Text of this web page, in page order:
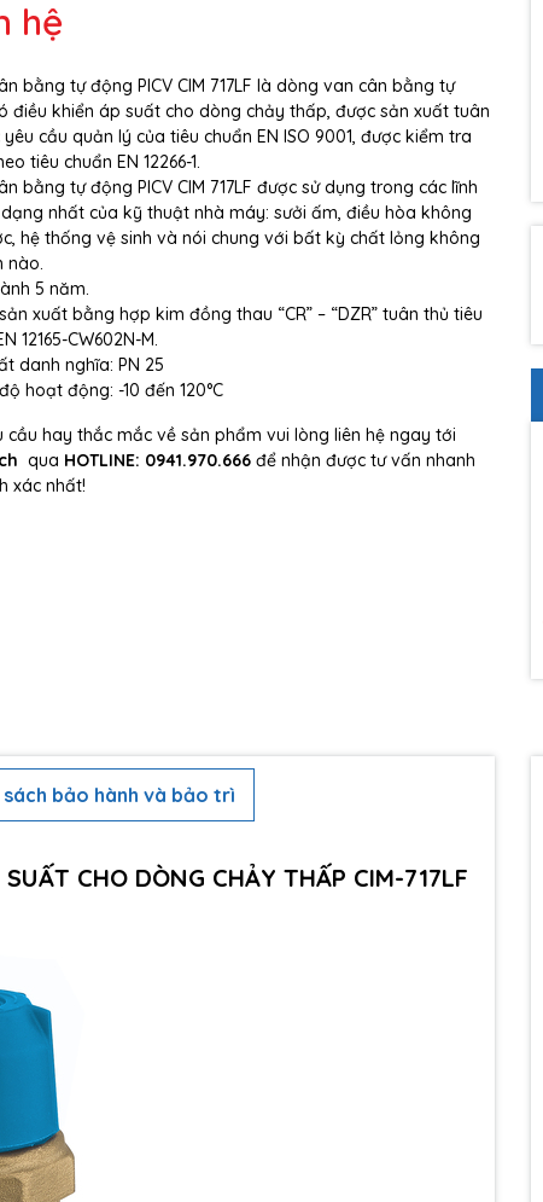
hệ
bằng tự động PICV CIM 717LF là dòng van cân bằng tự
điều khiển áp suất cho dòng chảy thấp, được sản xuất tuân
cầu quản lý của tiêu chuẩn EN ISO 9001, được kiểm tra
tiêu chuẩn EN 12266-1.
bằng tự động PICV CIM 717LF được sử dụng trong các lĩnh
nhất của kỹ thuật nhà máy: sưởi ấm, điều hòa không
hệ thống vệ sinh và nói chung với bất kỳ chất lỏng không
nào.
5 năm.
xuất bằng hợp kim đồng thau “CR” – “DZR” tuân thủ tiêu
12165-CW602N-M.
danh nghĩa: PN 25
hoạt động: -10 đến 120°C
cầu hay thắc mắc về sản phẩm vui lòng liên hệ ngay tới
qua HOTLINE: 0941.970.666 để nhận được tư vấn nhanh
xác nhất!
sách bảo hành và bảo trì
CHO DÒNG CHẢY THẤP CIM-717LF